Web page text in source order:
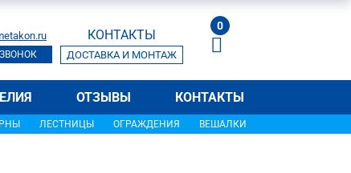
КОНТАКТЫ
ДОСТАВКА И МОНТАЖ
0
ОТЗЫВЫ КОНТАКТЫ
ЛЕСТНИЦЫ ОГРАЖДЕНИЯ ВЕШАЛКИ